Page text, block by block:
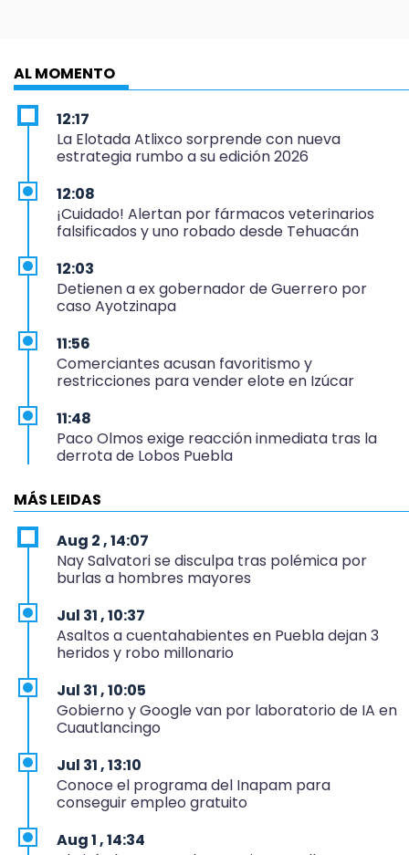
AL MOMENTO
12:17
La Elotada Atlixco sorprende con nueva
estrategia rumbo a su edición 2026
12:08
¡Cuidado! Alertan por fármacos veterinarios
falsificados y uno robado desde Tehuacán
12:03
Detienen a ex gobernador de Guerrero por
caso Ayotzinapa
11:56
Comerciantes acusan favoritismo y
restricciones para vender elote en Izúcar
11:48
Paco Olmos exige reacción inmediata tras la
derrota de Lobos Puebla
11:31
Aumentan 400 % denuncias por robo en
transporte público en 6 años
11:24
Soles no bajará la guardia tras vencer a Lobos
11:21
Clausuran 51 locales abandonados del Mercado
Municipal de Huauchinango
11:03
Ataque a balazos contra vivienda alarma a
vecinos de Izúcar de Matamoros
10:41
Sequía y robo de elotes agravan crisis de
productores en Valle de Serdán
10:15
MÁS LEIDAS
Aug 2 , 14:07
Nay Salvatori se disculpa tras polémica por
burlas a hombres mayores
Jul 31 , 10:37
Asaltos a cuentahabientes en Puebla dejan 3
heridos y robo millonario
Jul 31 , 10:05
Gobierno y Google van por laboratorio de IA en
Cuautlancingo
Jul 31 , 13:10
Conoce el programa del Inapam para
conseguir empleo gratuito
Aug 1 , 14:34